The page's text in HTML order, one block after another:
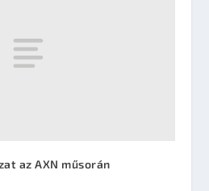
az AXN műsorán